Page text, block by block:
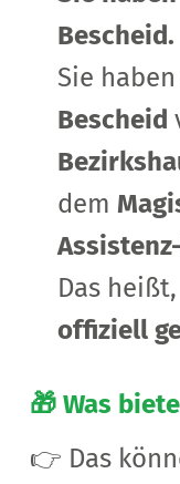
Bescheid.
Sie
Bescheid
dem
Das
offiziell
🎁 Was
👉 Das